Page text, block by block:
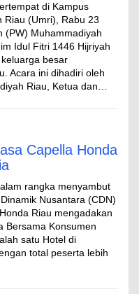
di Kampus
Riau (Umri), Rabu 23
(PW) Muhammadiyah
Idul Fitri 1446 Hijriyah
besar
Acara ini dihadiri oleh
Riau, Ketua dan…
Capella Honda
rangka menyambut
Nusantara (CDN)
Riau mengadakan
Bersama Konsumen
satu Hotel di
total peserta lebih